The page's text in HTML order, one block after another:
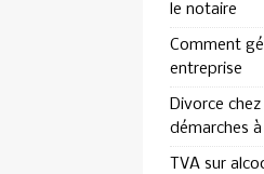
le notaire
Comment
entreprise
Divorce
démarches
TVA sur